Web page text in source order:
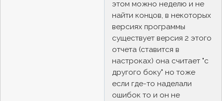
этом можно неделю и не
найти концов, в некоторых
версиях программы
существует версия 2 этого
отчета (ставится в
настроках) она считает "с
другого боку" но тоже
если где-то наделали
ошибок то и он не